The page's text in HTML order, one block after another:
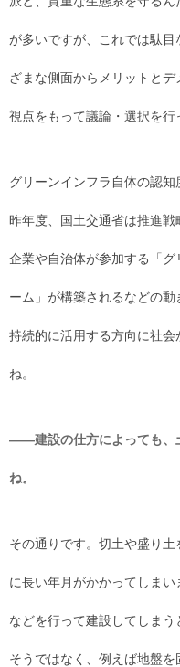
が多いですが、これでは駄
ざまな側面からメリットと
視点をもって議論・選択を行
グリーンインフラ自体の認
昨年度、国土交通省は推進
企業や自治体が参加する「
ーム」が構築されるなどの
持続的に活用する方向に社
ね。
――建設の仕方によっても、
ね。
その通りです。切土や盛り
に長い年月がかかってしま
などを行って建設してしまう
そうではなく、例えば地盤